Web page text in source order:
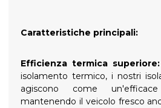
Caratteristiche principali:
Efficienza termica superiore:
isolamento termico, i nostri
agiscono come
mantenendo il veicolo fresco